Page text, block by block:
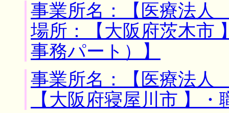
事業所名：【医療法
場所：【大阪府茨木市
事務パート）】
事業所名：【医療法
【大阪府寝屋川市 】